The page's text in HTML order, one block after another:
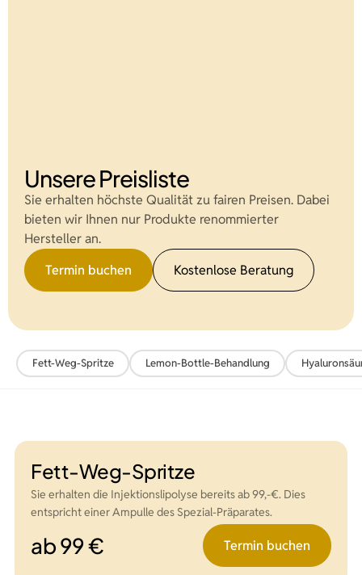
Unsere Preisliste
Sie erhalten höchste Qualität zu fairen Preisen. Dabei
bieten wir Ihnen nur Produkte renommierter
Hersteller an.
Termin buchen
Kostenlose Beratung
Fett-Weg-Spritze Lemon-Bottle-Behandlung
Fett-Weg-Spritze
Sie erhalten die Injektionslipolyse bereits ab 99,-€. Dies
entspricht einer Ampulle des Spezial-Präparates.
ab 99 € Termin buchen